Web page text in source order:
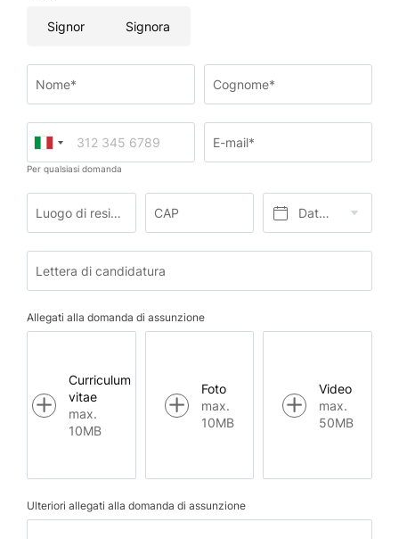
Signor Signora
Nome* Cognome*
Per qualsiasi domanda
E-mail*
Luogo di residenza* CAP Data di nascita*
Lettera di candidatura
Allegati alla domanda di assunzione
Curriculum
vitae
max.
10MB
Foto
max.
10MB
Video
max.
50MB
Ulteriori allegati alla domanda di assunzione